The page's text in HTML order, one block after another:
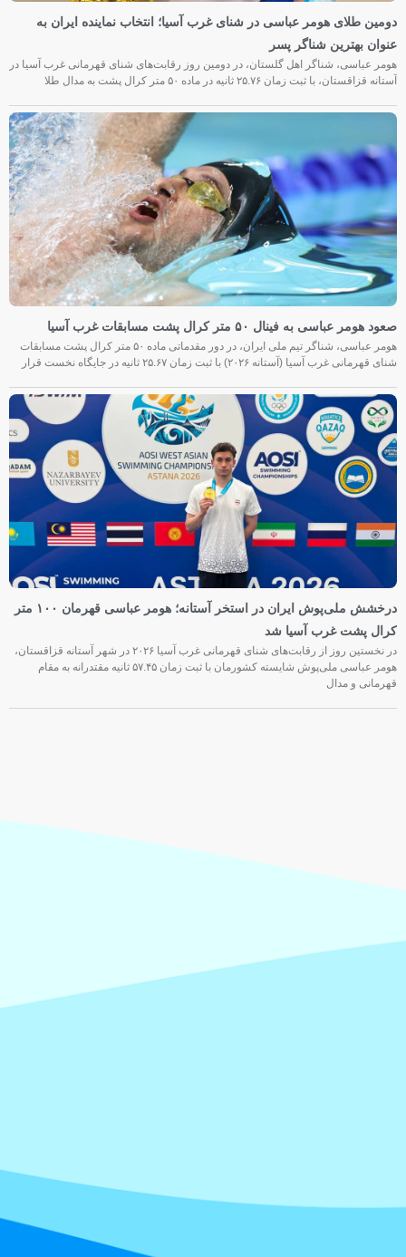
دومین طلای هومر عباسی در شنای غرب آسیا؛ انتخاب نماینده ایران به
عنوان بهترین شناگر پسر
هومر عباسی، شناگر اهل گلستان، در دومین روز رقابت‌های شنای قهرمانی غرب آسیا در
آستانه قزاقستان، با ثبت زمان ۲۵.۷۶ ثانیه در ماده ۵۰ متر کرال پشت به مدال طلا
صعود هومر عباسی به فینال ۵۰ متر کرال پشت مسابقات غرب آسیا
هومر عباسی، شناگر تیم ملی ایران، در دور مقدماتی ماده ۵۰ متر کرال پشت مسابقات
شنای قهرمانی غرب آسیا (آستانه ۲۰۲۶) با ثبت زمان ۲۵.۶۷ ثانیه در جایگاه نخست قرار
درخشش ملی‌پوش ایران در استخر آستانه؛ هومر عباسی قهرمان ۱۰۰ متر
کرال پشت غرب آسیا شد
در نخستین روز از رقابت‌های شنای قهرمانی غرب آسیا ۲۰۲۶ در شهر آستانه قزاقستان،
هومر عباسی ملی‌پوش شایسته کشورمان با ثبت زمان ۵۷.۴۵ ثانیه مقتدرانه به مقام
قهرمانی و مدال